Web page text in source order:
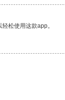
松使用这款app。